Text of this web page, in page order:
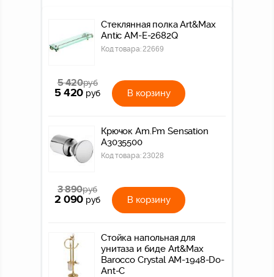
Стеклянная полка Art&Max
Antic AM-E-2682Q
Код товара:22669
5 420руб
5 420 руб В корзину
Крючок Am.Pm Sensation
A3035500
Код товара:23028
3 890руб
2 090 руб В корзину
Стойка напольная для
унитаза и биде Art&Max
Barocco Crystal AM-1948-Do-
Ant-C